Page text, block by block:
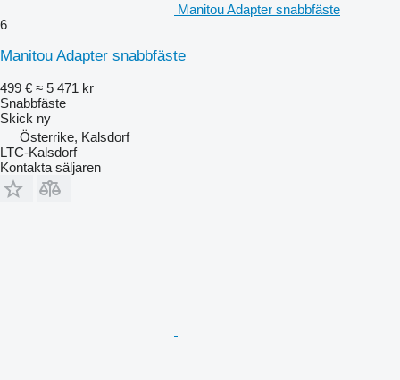
Manitou Adapter snabbfäste
6
Manitou Adapter snabbfäste
499 € ≈ 5 471 kr
Snabbfäste
Skick ny
Österrike, Kalsdorf
LTC-Kalsdorf
Kontakta säljaren